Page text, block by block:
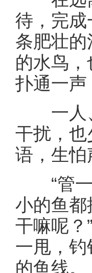
待，完
条肥壮
的水鸟
扑通一声
一人、
干扰，
语，生
“管一
小的鱼
干嘛呢？
一甩，
的鱼线。